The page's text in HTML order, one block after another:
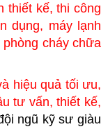
thiết kế, thi công
dụng, máy lạnh
cháy chữa
hiệu quả tối ưu,
tư vấn, thiết kế,
ngũ kỹ sư giàu